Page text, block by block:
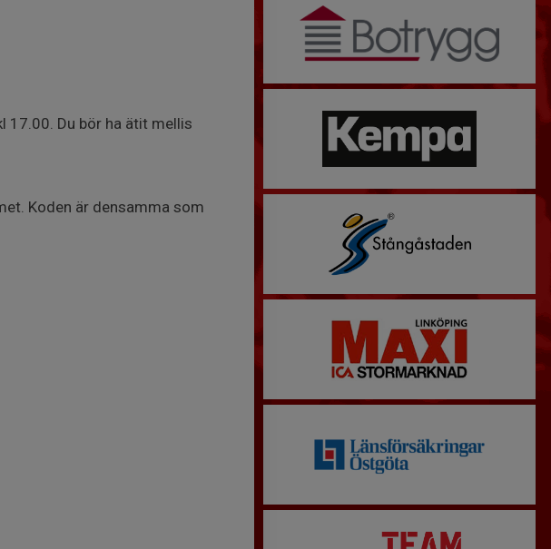
17.00. Du bör ha ätit mellis
Koden är densamma som